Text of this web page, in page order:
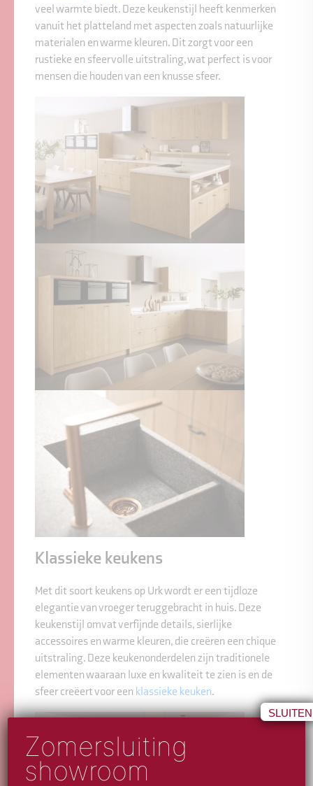
veel warmte biedt. Deze keukenstijl heeft kenmerken
vanuit het platteland met aspecten zoals natuurlijke
materialen en warme kleuren. Dit zorgt voor een
rustieke en sfeervolle uitstraling, wat perfect is voor
mensen die houden van een knusse sfeer.
Klassieke keukens
Met dit soort keukens op Urk wordt er een tijdloze
elegantie van vroeger teruggebracht in huis. Deze
keukenstijl omvat verfijnde details, sierlijke
accessoires en warme kleuren, die creëren een chique
uitstraling. Deze keukenonderdelen zijn traditionele
elementen waaraan luxe en kwaliteit te zien is en de
sfeer creëert voor een klassieke keuken.
Zomersluiting
showroom
SLUITEN